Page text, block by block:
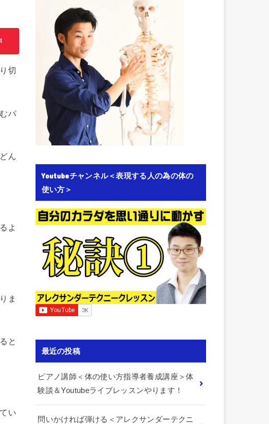
切
パ
ん
よ
ま
と
い
Youtubeチャンネル＜表現する人の為の体の
使い方＞
最近の投稿
ピアノ講師＜体の使い方指導者養成講座＞体
験談＆Youtubeライブレッスンやります！
問いかければ弾ける＜アレクサンダーテクニ